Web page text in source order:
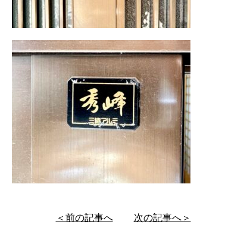
＜前の記事へ 次の記事へ＞